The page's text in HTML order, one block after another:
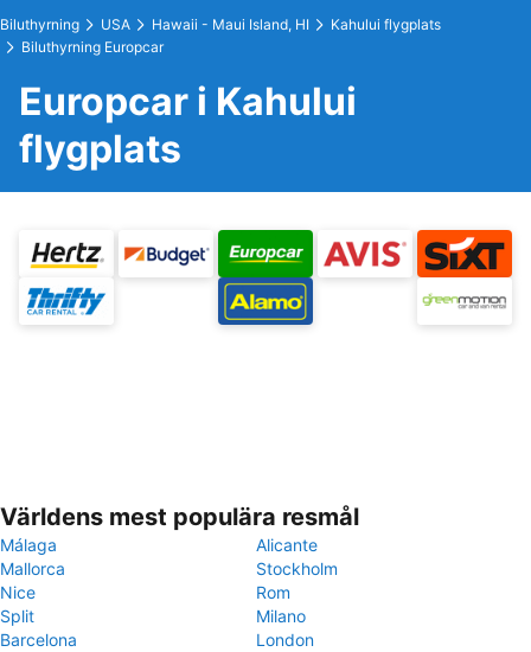
Biluthyrning USA Hawaii - Maui Island, HI
Kahului flygplats
Biluthyrning Europcar
Europcar i Kahului
flygplats
Världens mest populära resmål
Málaga
Alicante
Mallorca
Stockholm
Nice
Rom
Split
Milano
Barcelona
London